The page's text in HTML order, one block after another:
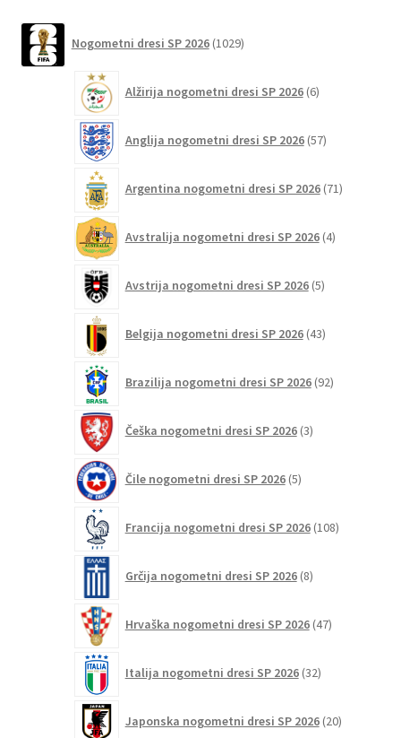
izberete
strani
Nogometni dresi SP 2026 1029izdelkov
Alžirija nogometni dresi SP 2026 6izdelkov
Anglija nogometni dresi SP 2026 57izdelkov
Argentina nogometni dresi SP 2026 71izdelkov
Avstralija nogometni dresi SP 2026 4izdelki
Avstrija nogometni dresi SP 2026 5izdelkov
Belgija nogometni dresi SP 2026 43izdelkov
Brazilija nogometni dresi SP 2026 92izdelkov
Češka nogometni dresi SP 2026 3izdelki
Čile nogometni dresi SP 2026 5izdelkov
Francija nogometni dresi SP 2026 108izdelkov
Grčija nogometni dresi SP 2026 8izdelkov
Hrvaška nogometni dresi SP 2026 47izdelkov
Italija nogometni dresi SP 2026 32izdelkov
Japonska nogometni dresi SP 2026 20izdelkov